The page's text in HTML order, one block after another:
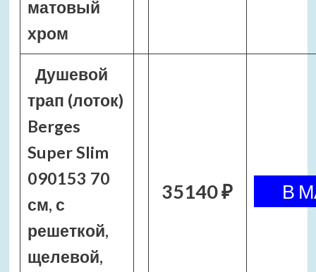
матовый
хром
Душевой
трап (лоток)
Berges
Super Slim
090153 70
см, с
решеткой,
щелевой,
35140 ₽